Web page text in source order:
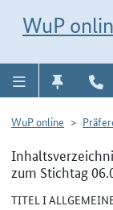
WuP
WuP online
zum Stichtag
TITEL I